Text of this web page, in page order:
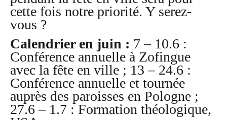
cette fois notre priorité. Y serez-
vous ?
Calendrier en juin : 7 – 10.6 :
Conférence annuelle à Zofingue
avec la fête en ville ; 13 – 24.6 :
Conférence annuelle et tournée
auprès des paroisses en Pologne ;
27.6 – 1.7 : Formation théologique,